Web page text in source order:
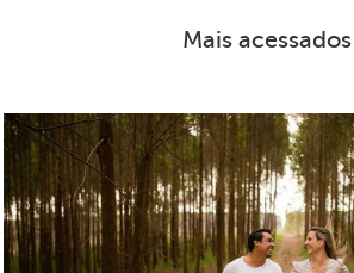
Mais acessados